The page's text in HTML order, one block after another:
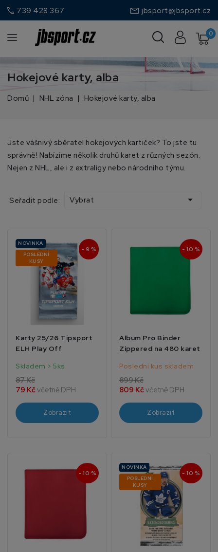
call 739 428 367 jbsport@jbsport.cz
0
Hokejové karty, alba
Domů NHL zóna Hokejové karty, alba
Jste vášnivý sběratel hokejových kartiček? To jste tu
správně! Nabízíme několik druhů karet z různých sezón.
Nejen z NHL, ale i z extraligy nebo národního týmu.
Seřadit podle: Vybrat 
NOVINKA
POSLEDNÍ
KUSY
- 9 %
Karty 25/26 Tipsport
ELH Play Off
Skladem > 5ks
87 Kč
79 Kčvčetně DPH
Zobrazit
- 10 %
Album Pro Binder
Zippered na 480 karet
Poslední kus skladem
899 Kč
809 Kčvčetně DPH
Zobrazit
- 10 %
NOVINKA
POSLEDNÍ
KUSY
- 10 %